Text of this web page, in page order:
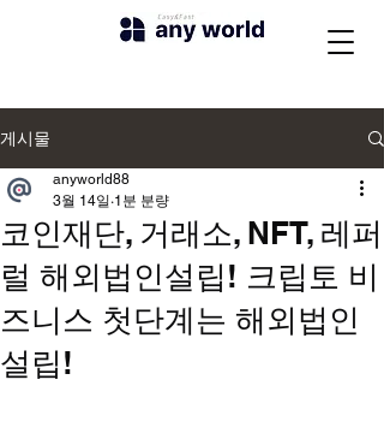
게시물
코인재단, 거래소, NFT, 레퍼
럴 해외법인설립! 크립토 비
즈니스 첫단계는 해외법인
설립!
anyworld88
3월 14일 1분 분량